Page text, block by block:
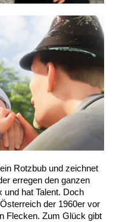
Rotzbub und zeichnet
erregen den ganzen
hat Talent. Doch
der 1960er vor
Flecken. Zum Glück gibt